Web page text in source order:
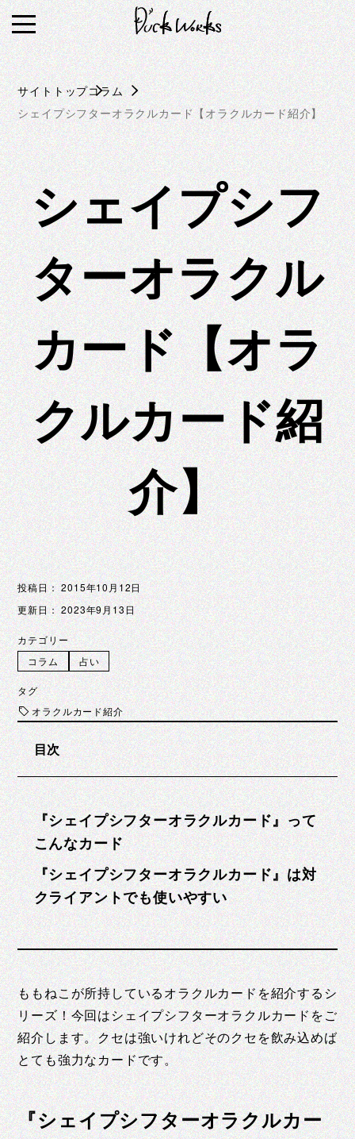
S
k
i
p
t
o
c
o
n
t
e
n
t
サイトトップコラム
シェイプシフターオラクルカード【オラクルカード紹介】
シェイプシフ
ターオラクル
カード【オラ
クルカード紹
介】
投稿日： 2015年10月12日
更新日： 2023年9月13日
カテゴリー
コラム
占い
タグ
オラクルカード紹介
目次
『シェイプシフターオラクルカード』って
こんなカード
『シェイプシフターオラクルカード』は対
クライアントでも使いやすい
ももねこが所持しているオラクルカードを紹介するシ
リーズ！今回はシェイプシフターオラクルカードをご
紹介します。クセは強いけれどそのクセを飲み込めば
とても強力なカードです。
『シェイプシフターオラクルカー